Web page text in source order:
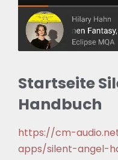
Startseite
Handbuch
https://cm-
apps/silent-angel-